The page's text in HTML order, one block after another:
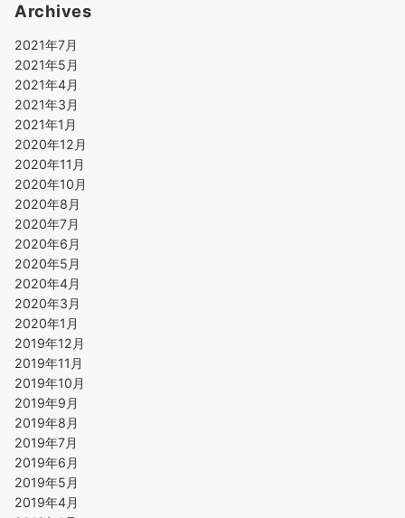
Archives
2021年7月
2021年5月
2021年4月
2021年3月
2021年1月
2020年12月
2020年11月
2020年10月
2020年8月
2020年7月
2020年6月
2020年5月
2020年4月
2020年3月
2020年1月
2019年12月
2019年11月
2019年10月
2019年9月
2019年8月
2019年7月
2019年6月
2019年5月
2019年4月